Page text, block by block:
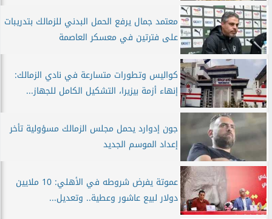
معتمد جمال يرفع الحمل البدني للزمالك بتدريبات
على فترتين في معسكر العاصمة
كواليس وتطورات متسارعة في نادي الزمالك:
إنهاء أزمة بيزيرا، التشكيل الكامل للجهاز...
جون إدوارد يحمل مجلس الزمالك مسؤولية تأخر
إعداد الموسم الجديد
عموتة يفرض شروطه في الأهلي: 10 ملايين
دولار لبيع عاشور وعطية.. وتعديل...